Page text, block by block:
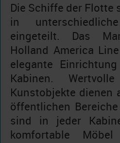
Die Schiffe der Flotte
in
eingeteilt. Das
Holland America
elegante
Kabinen.
Kunstobjekte dienen
öffentlichen
sind in jeder
komfortable